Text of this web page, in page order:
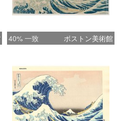
40% 一致 ボストン美術館